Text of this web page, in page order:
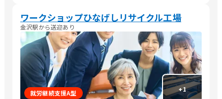
ワークショップひなげしリサイクル工場
金沢駅から送迎あり
+1
就労継続支援A型